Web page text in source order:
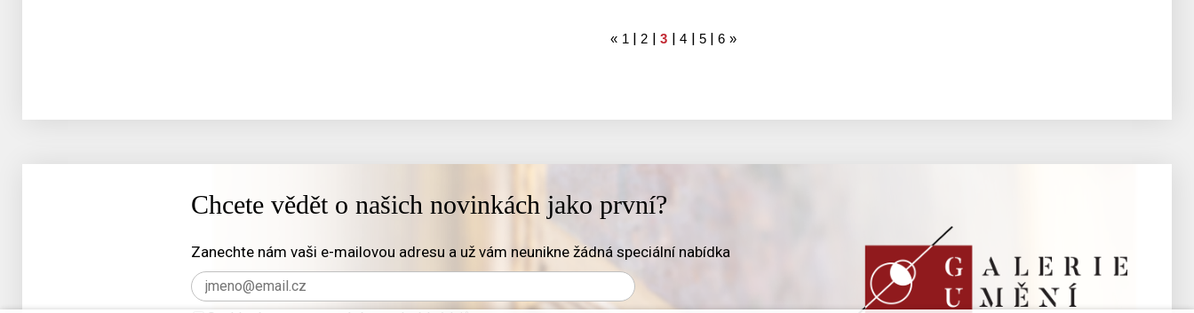
« 1 |2 |3 | 4 | 5 |6 »
Chcete vědět o našich novinkách jako první?
Zanechte nám vaši e-mailovou adresu a už vám neunikne žádná speciální nabídka